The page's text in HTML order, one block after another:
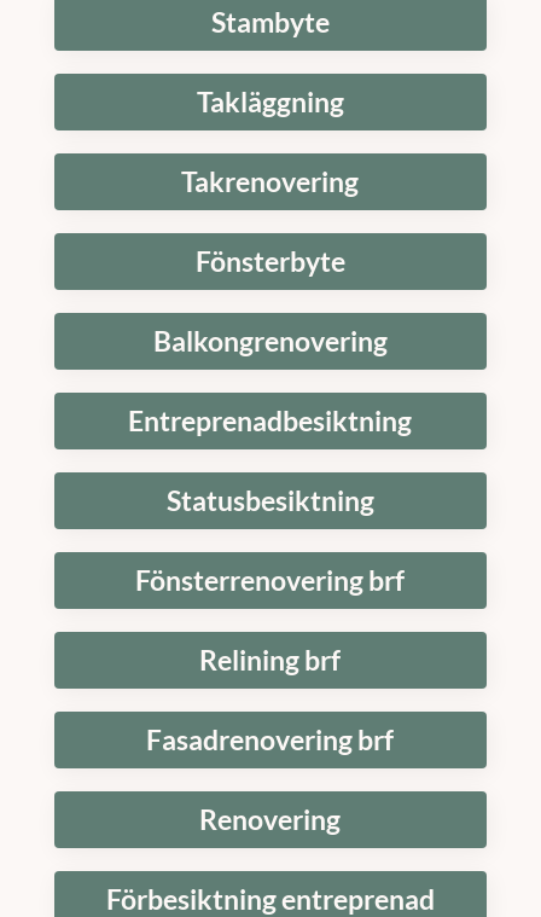
Stambyte
Takläggning
Takrenovering
Fönsterbyte
Balkongrenovering
Entreprenadbesiktning
Statusbesiktning
Fönsterrenovering brf
Relining brf
Fasadrenovering brf
Renovering
Förbesiktning entreprenad